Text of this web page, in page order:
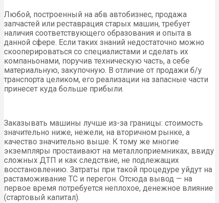
Любой, построенный на абв автобизнес, продажа
запчастей или реставрация старых машин, требует
наличия соответствующего образования и опыта в
данной сфере. Если таких знаний недостаточно можно
скооперироваться со специалистами и сделать их
компаньонами, поручив техническую часть, а себе
материальную, закупочную. В отличие от продажи б/у
транспорта целиком, его реализации на запасные части
принесет куда больше прибыли.
Заказывать машины лучше из-за границы: стоимость
значительно ниже, нежели, на вторичном рынке, а
качество значительно выше. К тому же многие
экземпляры простаивают на металлоприемниках, ввиду
сложных ДТП и как следствие, не подлежащих
восстановлению. Затраты при такой процедуре уйдут на
растаможивание ТС и перегон. Отсюда вывод — на
первое время потребуется неплохое, денежное влияние
(стартовый капитал).